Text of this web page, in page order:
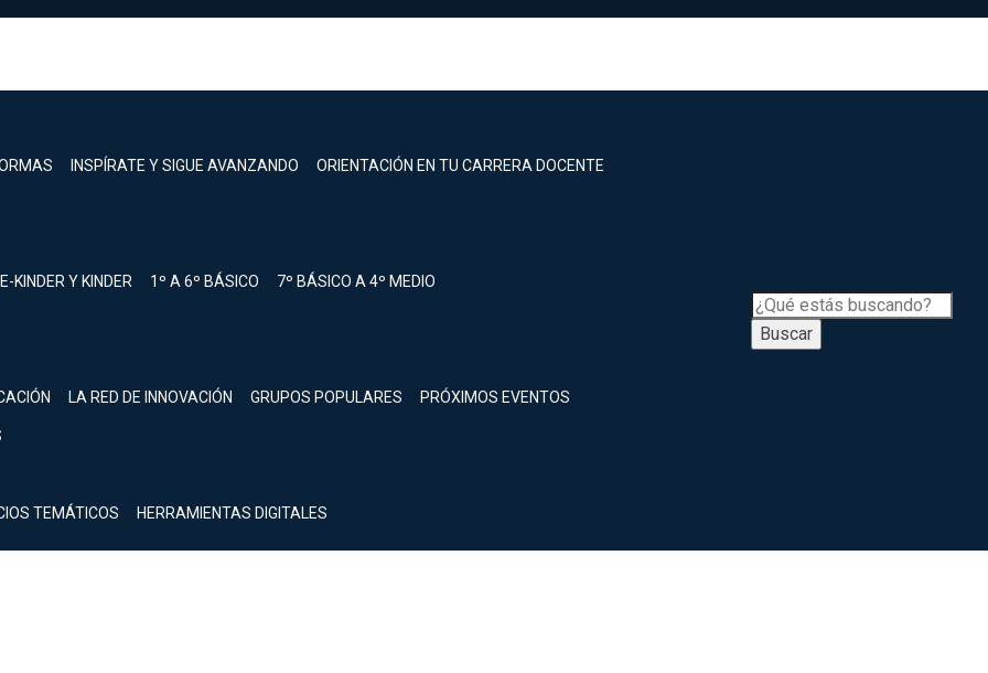
INSPÍRATE Y SIGUE AVANZANDO ORIENTACIÓN EN TU CARRERA DOCENTE
KINDER Y KINDER 1º A 6º BÁSICO 7º BÁSICO A 4º MEDIO
LA RED DE INNOVACIÓN GRUPOS POPULARES PRÓXIMOS EVENTOS
TEMÁTICOS HERRAMIENTAS DIGITALES
Buscar
Inicia sesión.